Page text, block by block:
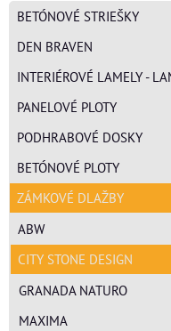
BETÓNOVÉ STRIEŠKY
DEN BRAVEN
INTERIÉROVÉ LAMELY -
PANELOVÉ PLOTY
PODHRABOVÉ DOSKY
BETÓNOVÉ PLOTY
ZÁMKOVÉ DLAŽBY
ABW
CITY STONE DESIGN
GRANADA NATURO
MAXIMA